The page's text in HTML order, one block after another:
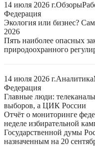
14 июля 2026 г.Обзоры
Федерация
Экология или бизнес?
2026
Пять наиболее опасных
природоохранного
14 июля 2026 г.Аналитика
Федерация
Главные люди:
выборов, а ЦИК России
Отчёт о мониторинге
неделе избирательной
Государственной думы
назначенным на 20